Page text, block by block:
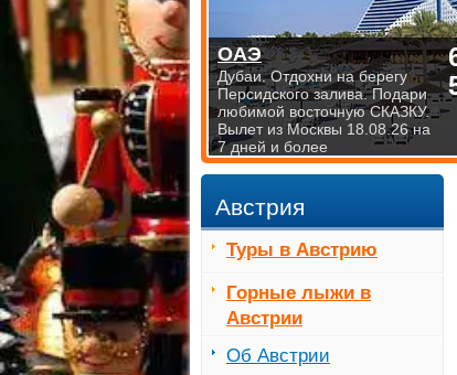
Австрия
Туры в Австрию
Горные лыжи в
Австрии
Об Австрии
ОАЭ
Дубаи. Отдохни на берегу
Персидского залива. Подари
любимой восточную СКАЗКУ.
Вылет из Москвы 18.08.26 на
7 дней и более